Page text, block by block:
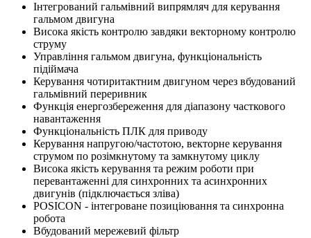
Інтегрований гальмівний випрямляч для керування
гальмом двигуна
Висока якість контролю завдяки векторному контролю
струму
Управління гальмом двигуна, функціональність
підіймача
Керування чотиритактним двигуном через вбудований
гальмівний переривник
Функція енергозбереження для діапазону часткового
навантаження
Функціональність ПЛК для приводу
Керування напругою/частотою, векторне керування
струмом по розімкнутому та замкнутому циклу
Висока якість керування та режим роботи при
перевантаженні для синхронних та асинхронних
двигунів (підключається зліва)
POSICON - інтегроване позиціювання та синхронна
робота
Вбудований мережевий фільтр